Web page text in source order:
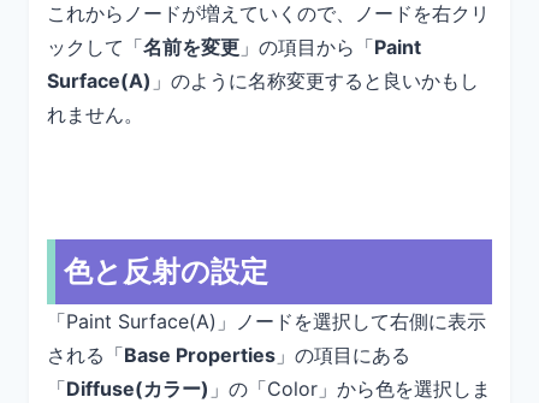
これからノードが増えていくので、ノードを右クリ
ックして「名前を変更 」の項目から「Paint
Surface(A) 」のように名称変更すると良いかもし
れません。
色と反射の設定
「Paint Surface(A)」ノードを選択して右側に表示
される「Base Properties 」の項目にある
「Diffuse(カラー) 」の「Color」から色を選択しま